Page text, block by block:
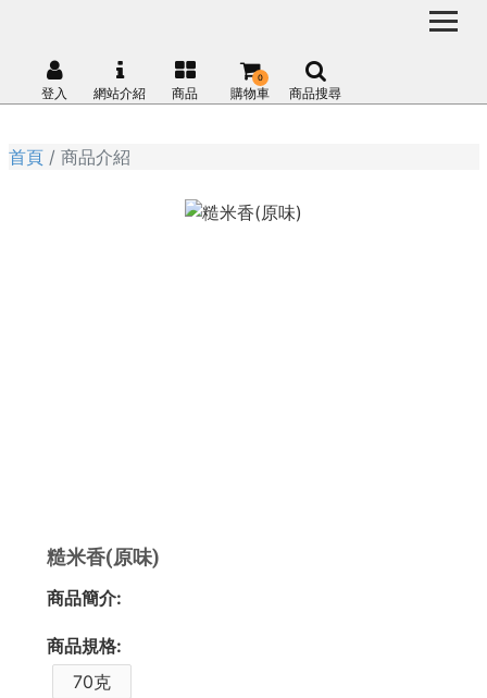
登入 網站介紹 商品 購物車
0
商品搜尋
首頁 商品介紹
糙米香(原味)
商品簡介:
商品規格:
70克